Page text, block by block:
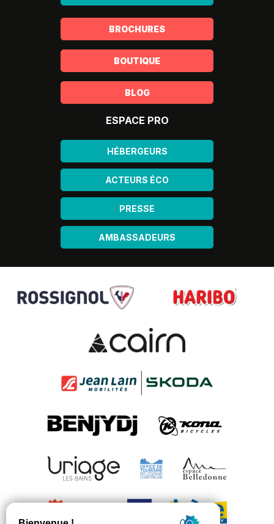
BROCHURES
BOUTIQUE
BLOG
ESPACE PRO
HÉBERGEURS
ACTEURS ÉCO
PRESSE
AMBASSADEURS